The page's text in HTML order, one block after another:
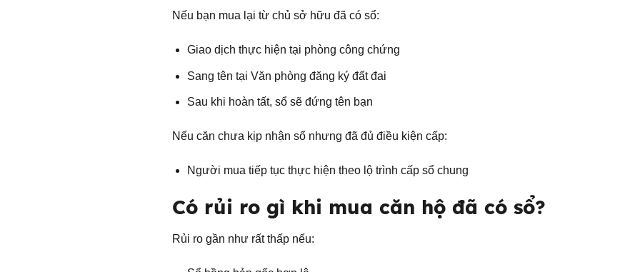
Nếu bạn mua lại từ chủ sở hữu đã có sổ:
Giao dịch thực hiện tại phòng công chứng
Sang tên tại Văn phòng đăng ký đất đai
Sau khi hoàn tất, sổ sẽ đứng tên bạn
Nếu căn chưa kịp nhận sổ nhưng đã đủ điều kiện cấp:
Người mua tiếp tục thực hiện theo lộ trình cấp sổ chung
Có rủi ro gì khi mua căn hộ đã có sổ?
Rủi ro gần như rất thấp nếu: